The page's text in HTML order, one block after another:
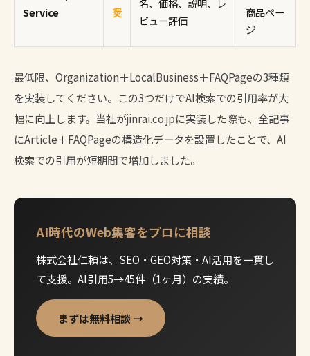
Service
奨
名、価格、説明、レ
ビュー評価
商品ペー
ジ
最低限、Organization＋LocalBusiness＋FAQPageの3種類
を実装してください。この3つだけでAI検索での引用率が大
幅に向上します。当社がjinrai.co.jpに実装した際も、全記事
にArticle＋FAQPageの構造化データを設置したことで、AI
検索での引用が短期間で増加しました。
AI時代のWeb集客をプロに相談
株式会社仁頼は、SEO・GEO対策・AI活用を一貫し
て支援。AI引用5→45件（1ヶ月）の実績。
まずは無料相談 →